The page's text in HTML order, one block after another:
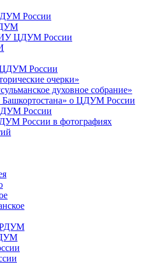
России
ЦДУМ России
России
очерки»
духовное собрание»
Башкортостана» о ЦДУМ России
России
России в фотографиях
РДУМ